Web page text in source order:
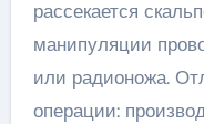
рассекается
манипуляции
или радионожа.
операции: